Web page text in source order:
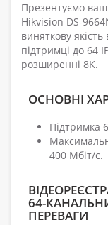
Презентуємо
Hikvision DS-
виняткову
підтримці до 64
розширенні 8K.
ОСНОВНІ
Підтримка
400 Мбіт/с.
64-
ПЕРЕВАГИ